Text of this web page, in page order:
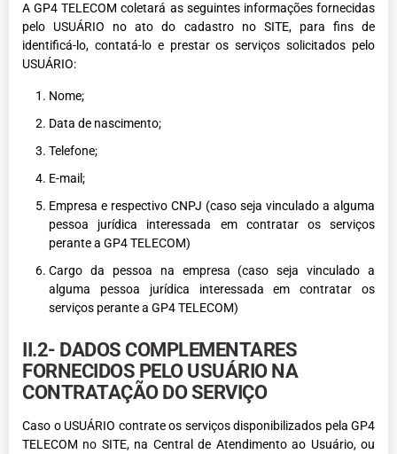
A GP4 TELECOM coletará as seguintes informações fornecidas
pelo USUÁRIO no ato do cadastro no SITE, para fins de
identificá-lo, contatá-lo e prestar os serviços solicitados pelo
USUÁRIO:
Nome;
Data de nascimento;
Telefone;
E-mail;
Empresa e respectivo CNPJ (caso seja vinculado a alguma
pessoa jurídica interessada em contratar os serviços
perante a GP4 TELECOM)
Cargo da pessoa na empresa (caso seja vinculado a
alguma pessoa jurídica interessada em contratar os
serviços perante a GP4 TELECOM)
II.2- DADOS COMPLEMENTARES
FORNECIDOS PELO USUÁRIO NA
CONTRATAÇÃO DO SERVIÇO
Caso o USUÁRIO contrate os serviços disponibilizados pela GP4
TELECOM no SITE, na Central de Atendimento ao Usuário, ou